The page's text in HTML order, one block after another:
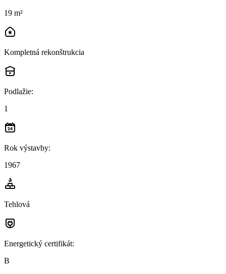
19 m²
Kompletná rekonštrukcia
Podlažie:
1
Rok výstavby:
1967
Tehlová
Energetický certifikát:
B